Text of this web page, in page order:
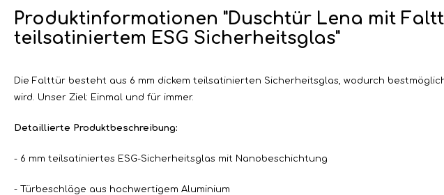
Produktinformationen "Duschtür Lena mit
teilsatiniertem ESG Sicherheitsglas"
Die Falttür besteht aus 6 mm dickem teilsatinierten Sicherheitsglas, wodurch
wird. Unser Ziel: Einmal und für immer.
Detaillierte Produktbeschreibung:
- 6 mm teilsatiniertes ESG-Sicherheitsglas mit Nanobeschichtung
- Türbeschläge aus hochwertigem Aluminium